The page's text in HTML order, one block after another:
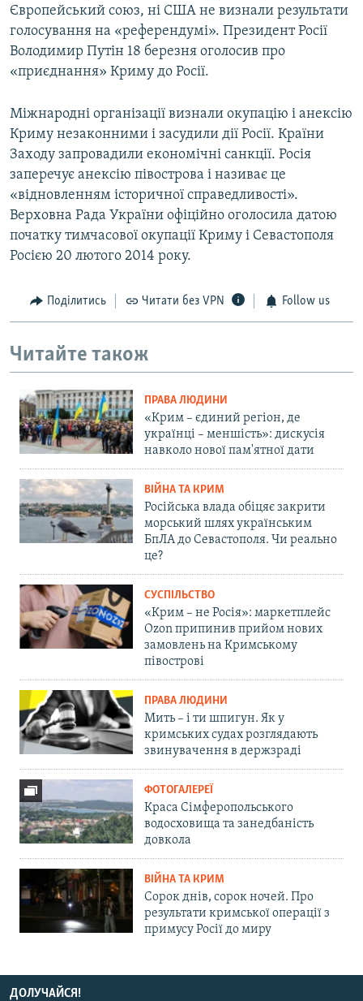
Європейський союз, ні США не визнали результати
голосування на «референдумі». Президент Росії
Володимир Путін 18 березня оголосив про
«приєднання» Криму до Росії.
Міжнародні організації визнали окупацію і анексію
Криму незаконними і засудили дії Росії. Країни
Заходу запровадили економічні санкції. Росія
заперечує анексію півострова і називає це
«відновленням історичної справедливості».
Верховна Рада України офіційно оголосила датою
початку тимчасової окупації Криму і Севастополя
Росією 20 лютого 2014 року.
Поділитись Читати без VPN Follow us
Читайте також
ПРАВА ЛЮДИНИ
«Крим – єдиний регіон, де
українці – меншість»: дискусія
навколо нової пам'ятної дати
ВІЙНА ТА КРИМ
Російська влада обіцяє закрити
морський шлях українським
БпЛА до Севастополя. Чи реально
це?
СУСПІЛЬСТВО
«Крим – не Росія»: маркетплейс
Ozon припинив прийом нових
замовлень на Кримському
півострові
ПРАВА ЛЮДИНИ
Мить – і ти шпигун. Як у
кримських судах розглядають
звинувачення в держзраді
ФОТОГАЛЕРЕЇ
Краса Сімферопольського
водосховища та занедбаність
довкола
ВІЙНА ТА КРИМ
Сорок днів, сорок ночей. Про
результати кримської операції з
примусу Росії до миру
ДОЛУЧАЙСЯ!